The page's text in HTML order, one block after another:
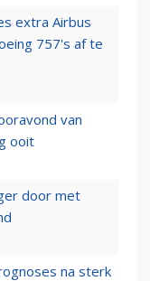
extra Airbus
757's af te
van
ooit
door met
na sterk